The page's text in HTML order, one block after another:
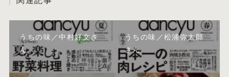
うちの味／中村好文さ
ん
うちの味／松浦弥太郎
さん